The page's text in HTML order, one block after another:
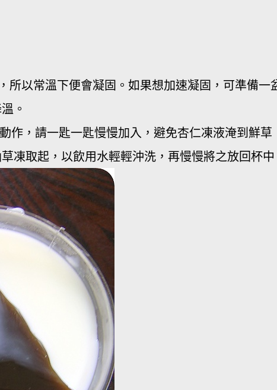
所以常溫下便會凝固。如果想加速凝固，可準備一
。
作，請一匙一匙慢慢加入，避免杏仁凍液淹到鮮草
凍取起，以飲用水輕輕沖洗，再慢慢將之放回杯